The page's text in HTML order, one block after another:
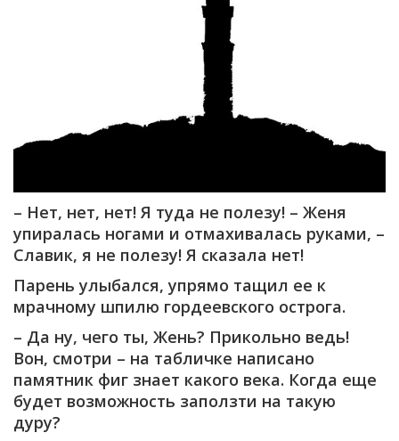
– Нет, нет, нет! Я туда не полезу! – Женя
упиралась ногами и отмахивалась руками, –
Славик, я не полезу! Я сказала нет!
Парень улыбался, упрямо тащил ее к
мрачному шпилю гордеевского острога.
– Да ну, чего ты, Жень? Прикольно ведь!
Вон, смотри – на табличке написано
памятник фиг знает какого века. Когда еще
будет возможность заползти на такую
дуру?